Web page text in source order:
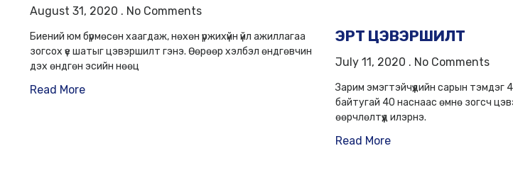
August 31, 2020 No Comments
Биений юм бүрмөсөн хаагдаж, нөхөн үржихүйн үйл ажиллагаа
зогсох үе шатыг цэвэршилт гэнэ. Өөрөөр хэлбэл өндгөвчин
дэх өндгөн эсийн нөөц
Read More
ЭРТ ЦЭВЭРШИЛТ
July 11, 2020 No Comments
Зарим эмэгтэйчүүдийн сарын тэмдэг
байтугай 40 наснаас өмнө зогсч
өөрчлөлтүүд илэрнэ.
Read More